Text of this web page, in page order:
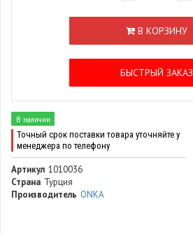
В КОРЗИНУ
БЫСТРЫЙ ЗАКАЗ
В наличии
Точный срок поставки товара уточняйте у
менеджера по телефону
Артикул 1010036
Страна Турция
Производитель ONKA